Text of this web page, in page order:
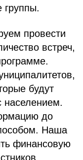
провести
встреч,
будут
населением.
до
Наша
финансовую